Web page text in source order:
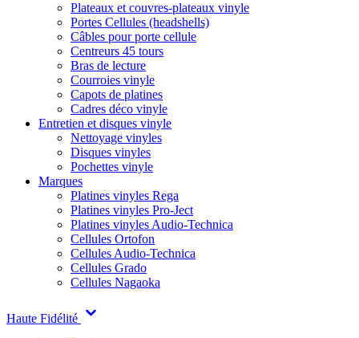
Plateaux et couvres-plateaux vinyle
Portes Cellules (headshells)
Câbles pour porte cellule
Centreurs 45 tours
Bras de lecture
Courroies vinyle
Capots de platines
Cadres déco vinyle
Entretien et disques vinyle
Nettoyage vinyles
Disques vinyles
Pochettes vinyle
Marques
Platines vinyles Rega
Platines vinyles Pro-Ject
Platines vinyles Audio-Technica
Cellules Ortofon
Cellules Audio-Technica
Cellules Grado
Cellules Nagaoka
Haute Fidélité